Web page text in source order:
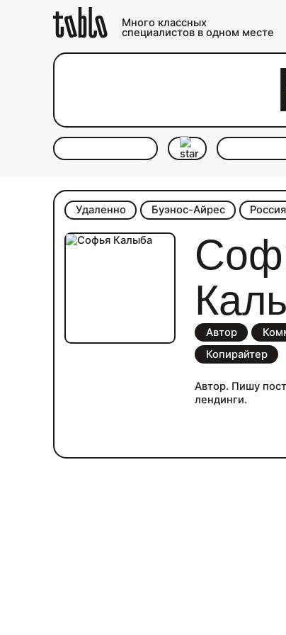
Много классных
специалистов в одном месте
Удаленно Буэнос-Айрес Россия
Автор
Копирайтер
Автор. Пишу
лендинги.